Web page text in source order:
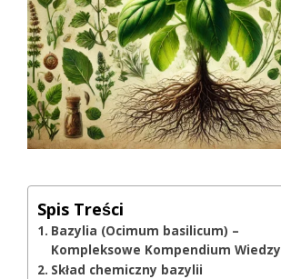
Spis Treści
Bazylia (Ocimum basilicum) –
Kompleksowe Kompendium Wiedzy
Skład chemiczny bazylii